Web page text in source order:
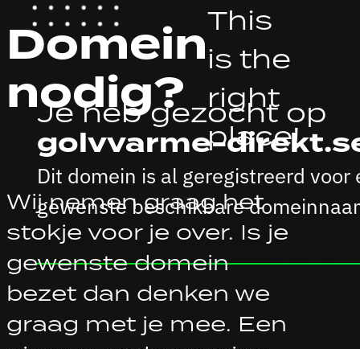
Domein
nodig?
This
is the
right
place!
Wij nemen graag het
stokje voor je over. Is je
gewenste domein
bezet dan denken we
graag met je mee. Een
Je heb gezocht op
golvvarme-
Dit domein is al geregistreerd
gewenste beschikbare